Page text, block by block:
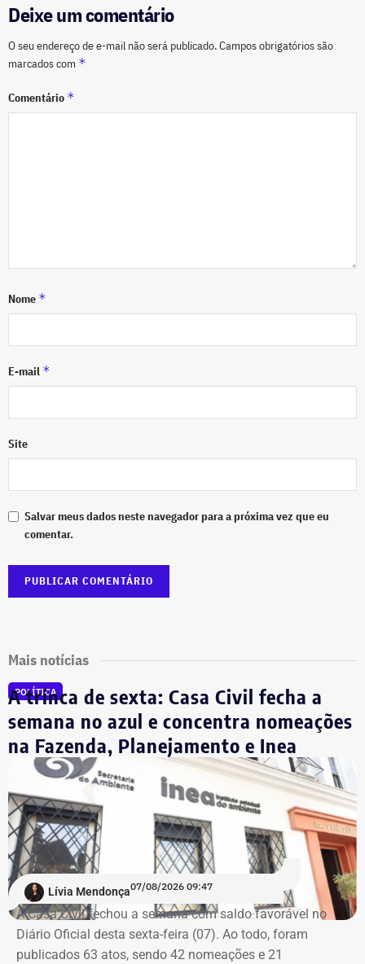
Deixe um comentário
O seu endereço de e-mail não será publicado.Campos obrigatórios são
marcados com *
Comentário *
Nome *
E-mail *
Site
Salvar meus dados neste navegador para a próxima vez que eu
comentar.
Mais notícias
POLÍTICA
A trinca de sexta: Casa Civil fecha a
semana no azul e concentra nomeações
na Fazenda, Planejamento e Inea
Lívia Mendonça07/08/2026 09:47
A Casa Civil fechou a semana com saldo favorável no
Diário Oficial desta sexta-feira (07). Ao todo, foram
publicados 63 atos, sendo 42 nomeações e 21